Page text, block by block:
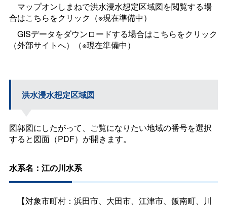
マップオンしまねで洪水浸水想定区域図を閲覧する場
合はこちらをクリック（※現在準備中）
GISデータをダウンロードする場合はこちらをクリック
（外部サイトへ）（※現在準備中）
洪水浸水想定区域図
図郭図にしたがって、ご覧になりたい地域の番号を選択
すると図面（PDF）が開きます。
水系名：江の川水系
【対象市町村：浜田市、大田市、江津市、飯南町、川